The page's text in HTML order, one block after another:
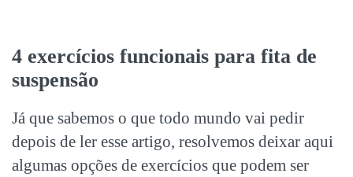
4 exercícios funcionais para fita de
suspensão
Já que sabemos o que todo mundo vai pedir
depois de ler esse artigo, resolvemos deixar aqui
algumas opções de exercícios que podem ser